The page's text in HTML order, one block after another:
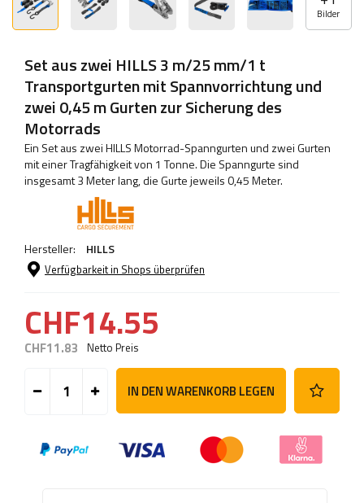
Bilder
Set aus zwei HILLS 3 m/25 mm/1 t
Transportgurten mit Spannvorrichtung und
zwei 0,45 m Gurten zur Sicherung des
Motorrads
Ein Set aus zwei HILLS Motorrad-Spanngurten und zwei Gurten
mit einer Tragfähigkeit von 1 Tonne. Die Spanngurte sind
insgesamt 3 Meter lang, die Gurte jeweils 0,45 Meter.
Hersteller: HILLS
Verfügbarkeit in Shops überprüfen
CHF14.55
CHF11.83 Netto Preis
IN DEN WARENKORB LEGEN